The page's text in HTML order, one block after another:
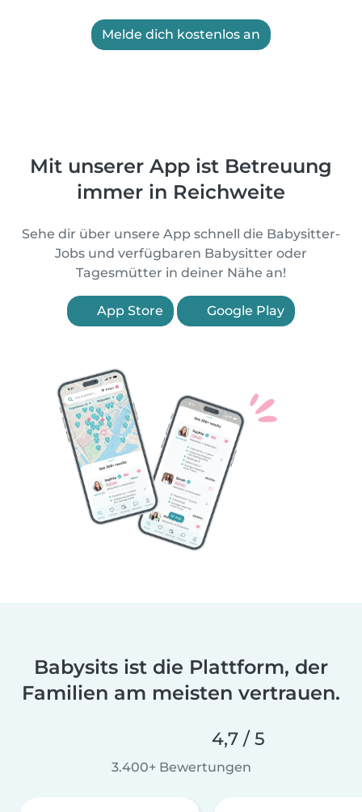
Melde dich kostenlos an
Mit unserer App ist Betreuung
immer in Reichweite
Sehe dir über unsere App schnell die Babysitter-
Jobs und verfügbaren Babysitter oder
Tagesmütter in deiner Nähe an!
App Store Google Play
Babysits ist die Plattform, der
Familien am meisten vertrauen.
4,7 / 5
3.400+ Bewertungen